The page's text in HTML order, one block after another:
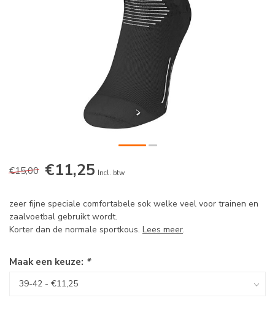
€15,00 €11,25 Incl. btw
zeer fijne speciale comfortabele sok welke veel voor trainen en
zaalvoetbal gebruikt wordt.
Korter dan de normale sportkous. Lees meer.
Maak een keuze: *